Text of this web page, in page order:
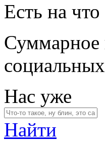
Есть на
Суммарное
Нас уже
Найти